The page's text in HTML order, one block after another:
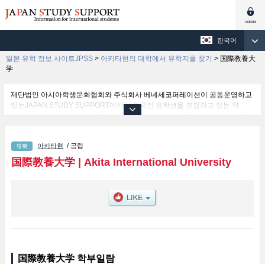
한국어
일본 유학 정보 사이트JPSS > 아키타현의 대학에서 유학지를 찾기 > 国際教養大
学
재단법인 아시아학생문화협회와 주식회사 베네세코퍼레이션이 공동운영하고
있는JAPAN STUDY SUPPORT에서는 외국인 유학생을 모집하고 있는 약
1,300여 개의 대학・대학원・단기대학・전문학교의 정보를 게재하고 있습니
Liberal Arts 학부 등의 학부별 정보, 모집정원과 합격자수 등의 입시정보, 시설
안내, 교통정보 등 외국인 유학생에게 유익하고 필요한 정보를 게재하고 있으
므로 많이 이용해 주시기 바랍니다.
아키타현 / 공립
国際教養大学| Akita International University
国際教養大学 학부일람